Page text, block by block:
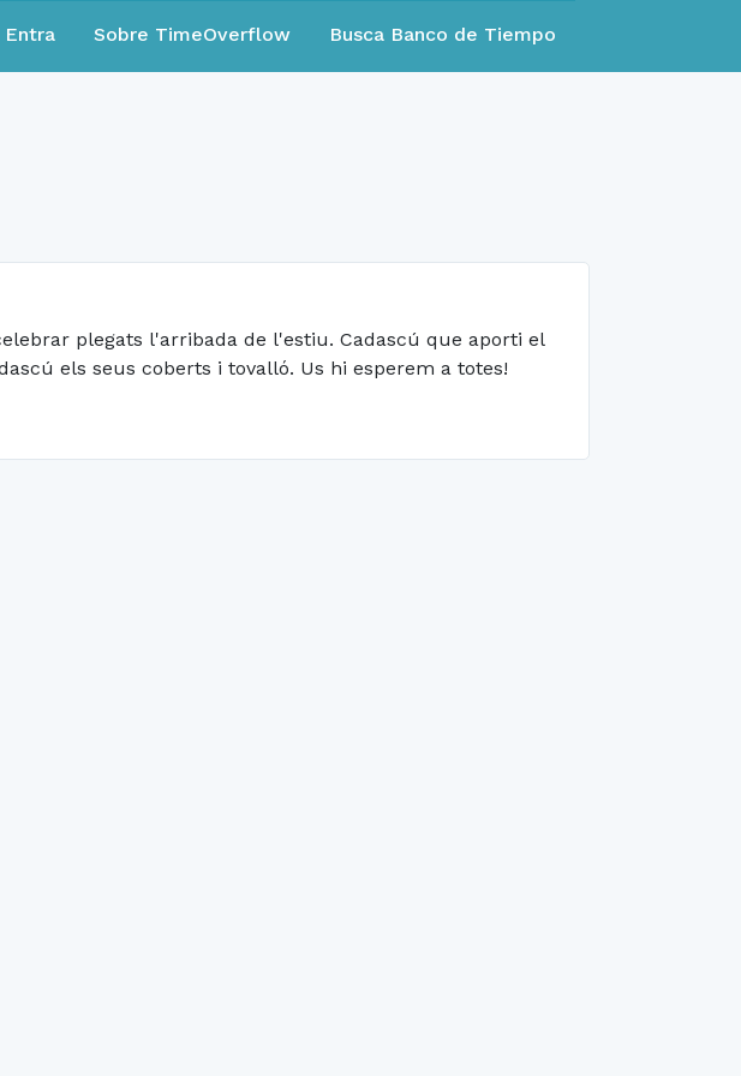
Entra Sobre TimeOverflow Busca Banco de Tiempo
plegats l'arribada de l'estiu. Cadascú que aporti el
els seus coberts i tovalló. Us hi esperem a totes!